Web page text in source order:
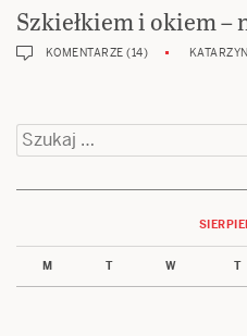
Szkiełkiem i okiem –
KOMENTARZE (14)
Szukaj:
M T W T